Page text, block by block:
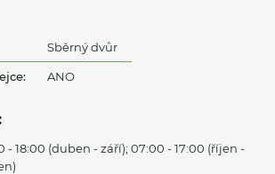
Sběrný dvůr
ANO
- 18:00 (duben - září); 07:00 - 17:00 (říjen -